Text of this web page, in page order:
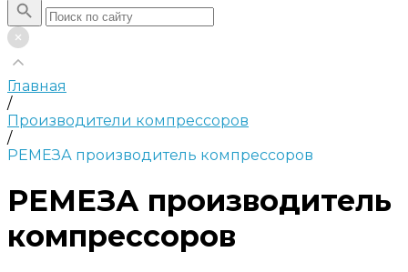
Главная
/
Производители компрессоров
/
РЕМЕЗА производитель компрессоров
РЕМЕЗА производитель
компрессоров